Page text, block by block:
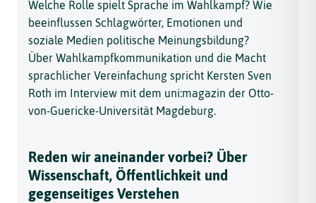
Welche Rolle spielt Sprache im Wahlkampf? Wie
beeinflussen Schlagwörter, Emotionen und
soziale Medien politische Meinungsbildung?
Über Wahlkampfkommunikation und die Macht
sprachlicher Vereinfachung spricht Kersten Sven
Roth im Interview mit dem uni:magazin der Otto-
von-Guericke-Universität Magdeburg.
Reden wir aneinander vorbei? Über
Wissenschaft, Öffentlichkeit und
gegenseitiges Verstehen